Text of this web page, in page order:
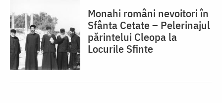
Monahi români nevoitori în
Sfânta Cetate – Pelerinajul
părintelui Cleopa la
Locurile Sfinte